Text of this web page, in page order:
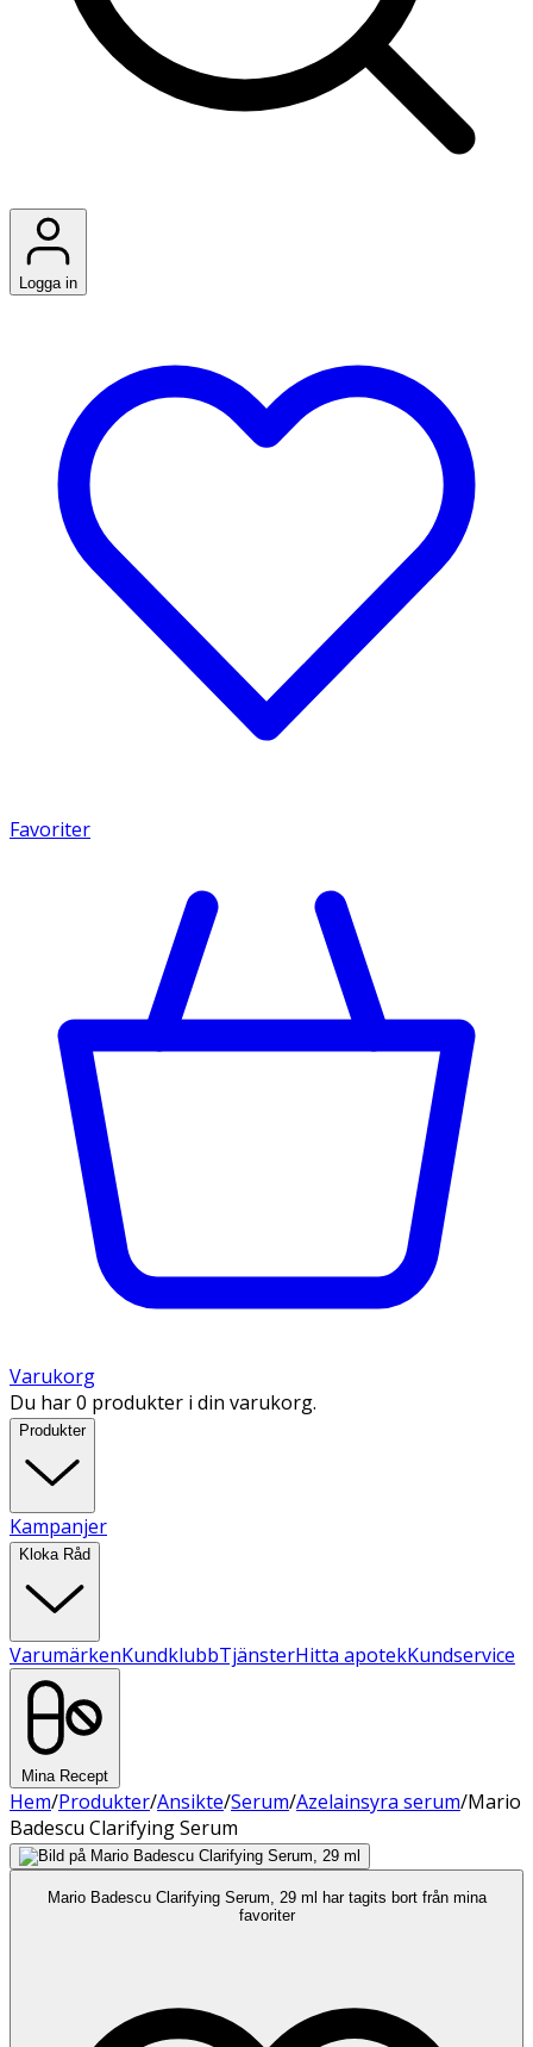
Logga in
Favoriter
Varukorg
Du har 0 produkter i din varukorg.
Produkter
Kampanjer
Kloka Råd
VarumärkenKundklubbTjänsterHitta apotekKundservice
Mina Recept
Hem/Produkter/Ansikte/Serum/Azelainsyra serum/Mario
Badescu Clarifying Serum
Mario Badescu Clarifying Serum, 29 ml har tagits bort från mina
favoriter